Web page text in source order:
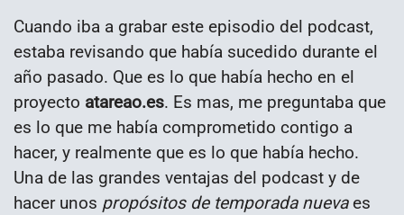
Cuando iba a grabar este episodio del podcast,
estaba revisando que había sucedido durante el
año pasado. Que es lo que había hecho en el
proyecto atareao.es. Es mas, me preguntaba que
es lo que me había comprometido contigo a
hacer, y realmente que es lo que había hecho.
Una de las grandes ventajas del podcast y de
hacer unos propósitos de temporada nuevaes